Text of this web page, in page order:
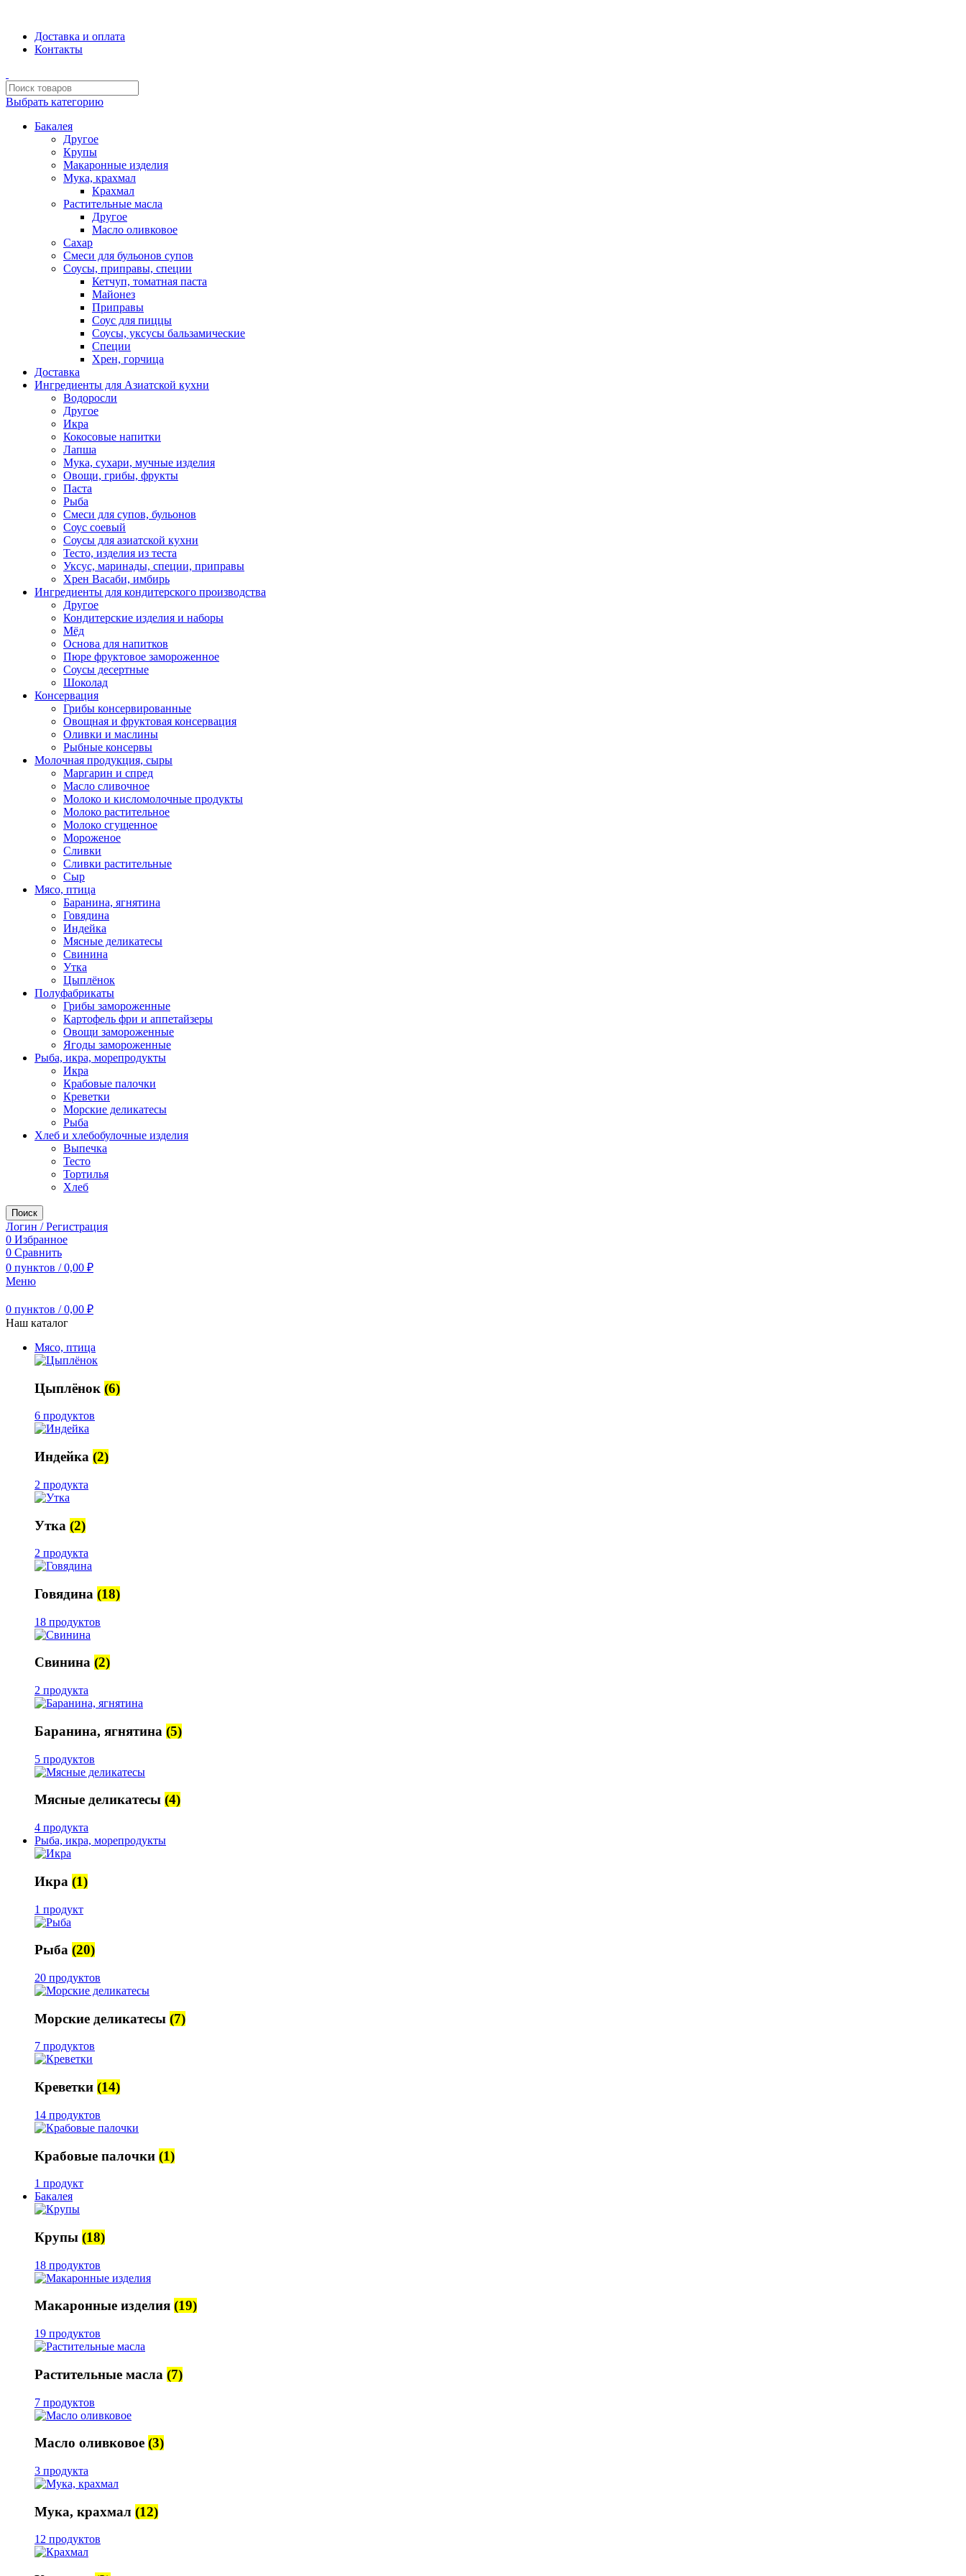
Доставка и оплата
Контакты
Выбрать категорию
Бакалея
Другое
Крупы
Макаронные изделия
Мука, крахмал
Крахмал
Растительные масла
Другое
Масло оливковое
Сахар
Смеси для бульонов супов
Соусы, приправы, специи
Кетчуп, томатная паста
Майонез
Приправы
Соус для пиццы
Соусы, уксусы бальзамические
Специи
Хрен, горчица
Доставка
Ингредиенты для Азиатской кухни
Водоросли
Другое
Икра
Кокосовые напитки
Лапша
Мука, сухари, мучные изделия
Овощи, грибы, фрукты
Паста
Рыба
Смеси для супов, бульонов
Соус соевый
Соусы для азиатской кухни
Тесто, изделия из теста
Уксус, маринады, специи, приправы
Хрен Васаби, имбирь
Ингредиенты для кондитерского производства
Другое
Кондитерские изделия и наборы
Мёд
Основа для напитков
Пюре фруктовое замороженное
Соусы десертные
Шоколад
Консервация
Грибы консервированные
Овощная и фруктовая консервация
Оливки и маслины
Рыбные консервы
Молочная продукция, сыры
Маргарин и спред
Масло сливочное
Молоко и кисломолочные продукты
Молоко растительное
Молоко сгущенное
Мороженое
Сливки
Сливки растительные
Сыр
Мясо, птица
Баранина, ягнятина
Говядина
Индейка
Мясные деликатесы
Свинина
Утка
Цыплёнок
Полуфабрикаты
Грибы замороженные
Картофель фри и аппетайзеры
Овощи замороженные
Ягоды замороженные
Рыба, икра, морепродукты
Икра
Крабовые палочки
Креветки
Морские деликатесы
Рыба
Хлеб и хлебобулочные изделия
Выпечка
Тесто
Тортилья
Хлеб
Поиск
Логин / Регистрация
0 Избранное
0 Сравнить
0 пунктов / 0,00 ₽
Меню
0 пунктов / 0,00 ₽
Наш каталог
Мясо, птица
Цыплёнок (6)
6 продуктов
Индейка (2)
2 продукта
Утка (2)
2 продукта
Говядина (18)
18 продуктов
Свинина (2)
2 продукта
Баранина, ягнятина (5)
5 продуктов
Мясные деликатесы (4)
4 продукта
Рыба, икра, морепродукты
Икра (1)
1 продукт
Рыба (20)
20 продуктов
Морские деликатесы (7)
7 продуктов
Креветки (14)
14 продуктов
Крабовые палочки (1)
1 продукт
Бакалея
Крупы (18)
18 продуктов
Макаронные изделия (19)
19 продуктов
Растительные масла (7)
7 продуктов
Масло оливковое (3)
3 продукта
Мука, крахмал (12)
12 продуктов